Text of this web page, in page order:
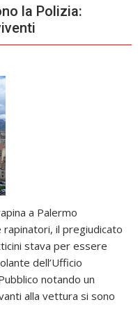
la Polizia:
a Palermo
il pregiudicato
stava per essere
dell’Ufficio
notando un
alla vettura si sono